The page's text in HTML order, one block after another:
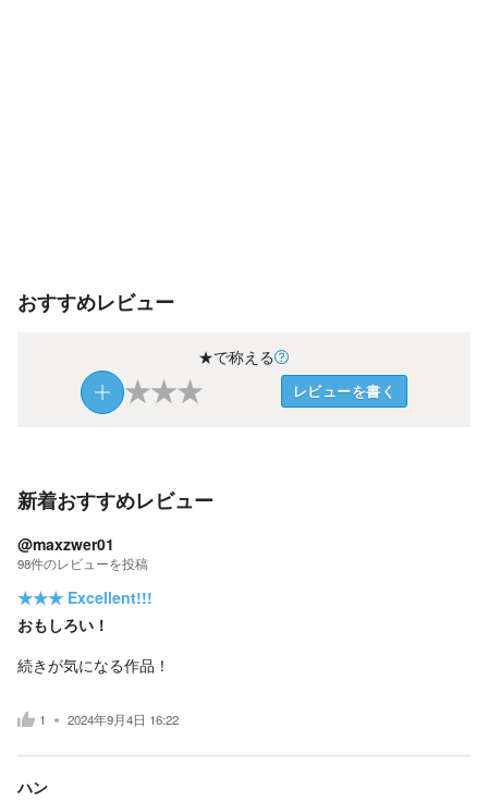
おすすめレビュー
★で称える
★★★ レビューを書く
新着おすすめレビュー
@maxzwer01
98件のレビューを投稿
★★★ Excellent!!!
おもしろい！
続きが気になる作品！
1 2024年9月4日 16:22
ハン